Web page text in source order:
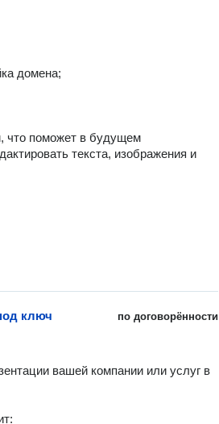
домена;
что поможет в будущем
текста, изображения и
по договорённости
ключ
вашей компании или услуг в